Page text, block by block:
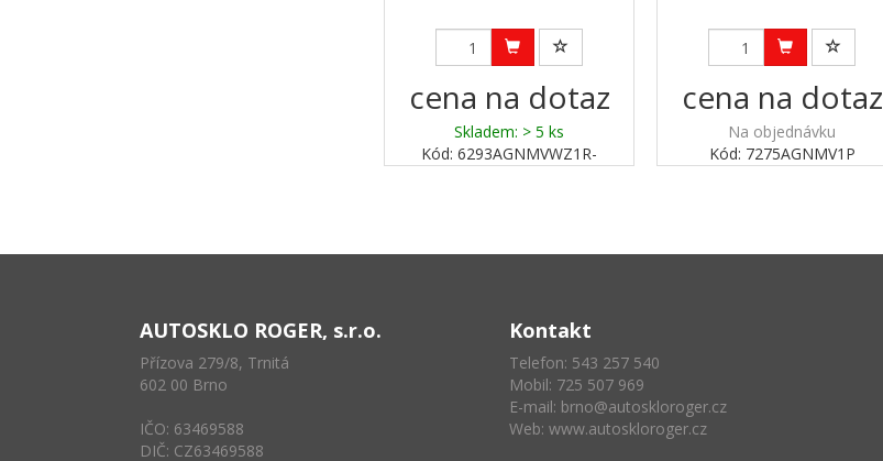
cena na dotaz
Skladem: > 5 ks
Kód: 6293AGNMVWZ1R-
cena na dotaz
Na objednávku
Kód: 7275AGNMV1P
AUTOSKLO ROGER, s.r.o.
Přízova 279/8, Trnitá
602 00 Brno
IČO: 63469588
DIČ: CZ63469588
Kontakt
Telefon: 543 257 540
Mobil: 725 507 969
E-mail: brno@autoskloroger.cz
Web: www.autoskloroger.cz